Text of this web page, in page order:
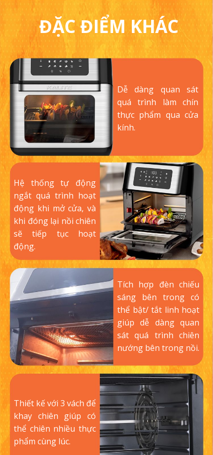
CHƯƠNG TRÌNH NHẬN ƯU
ĐÃI NGAY TRONG NGÀY HÔM
NAY
Combo FREESHIP + GIẢM 35% + QUÀ TẶNG
39
Thời gian nhận ưu đãi
ngày giờ phút giây
2.790.000 VNĐ
ĐẶC ĐIỂM KHÁC
Dễ dàng quan sát
quá trình làm chín
thực phẩm qua cửa
kính.
Hệ thống tự động
ngắt quá trình hoạt
động khi mở cửa, và
khi đóng lại nồi chiên
sẽ tiếp tục hoạt
động.
Tích hợp đèn chiếu
sáng bên trong có
thể bật/ tắt linh hoạt
giúp dễ dàng quan
sát quá trình chiên
nướng bên trong nồi.
Thiết kế với 3 vách để
khay chiên giúp có
thể chiên nhiều thực
phẩm cùng lúc.